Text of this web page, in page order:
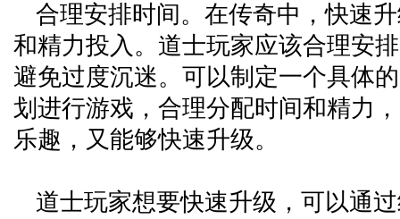
合理安排时间。在传奇中，快速
和精力投入。道士玩家应该合理安
避免过度沉迷。可以制定一个具体
划进行游戏，合理分配时间和精力
乐趣，又能够快速升级。
道士玩家想要快速升级，可以通